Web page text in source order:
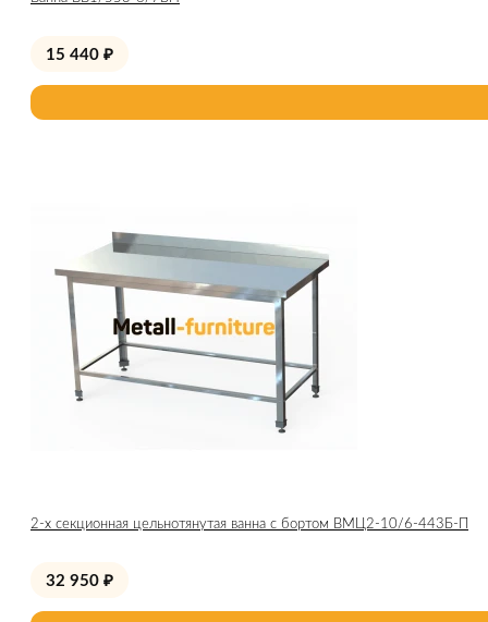
15 440 ₽
2-х секционная цельнотянутая ванна с бортом ВМЦ2-10/6-443Б-П
32 950 ₽